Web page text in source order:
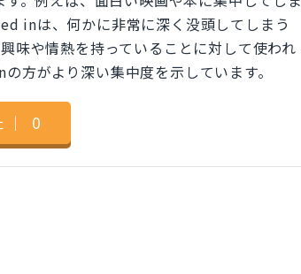
inは、何かに非常に深く没頭してしまう
味や情熱を持っていることに対して使われ
方がより深い集中度を示しています。
｜ 0